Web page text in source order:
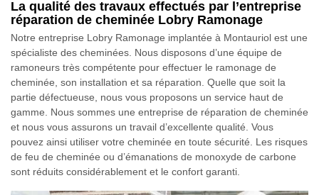
La qualité des travaux effectués par l’entreprise
réparation de cheminée Lobry Ramonage
Notre entreprise Lobry Ramonage implantée à Montauriol est une
spécialiste des cheminées. Nous disposons d’une équipe de
ramoneurs très compétente pour effectuer le ramonage de
cheminée, son installation et sa réparation. Quelle que soit la
partie défectueuse, nous vous proposons un service haut de
gamme. Nous sommes une entreprise de réparation de cheminée
et nous vous assurons un travail d’excellente qualité. Vous
pouvez ainsi utiliser votre cheminée en toute sécurité. Les risques
de feu de cheminée ou d’émanations de monoxyde de carbone
sont réduits considérablement et le confort garanti.